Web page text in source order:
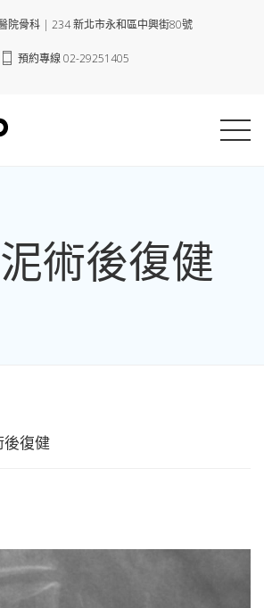
院骨科 | 234 新北市永和區中興街80號
預約專線 02-29251405
術後復健
後復健